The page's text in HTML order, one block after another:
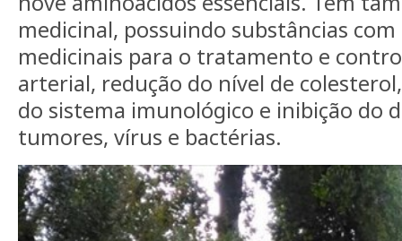
medicinal, possuindo substâncias
medicinais para o tratamento e
arterial, redução do nível de
do sistema imunológico e inibição do
tumores, vírus e bactérias.